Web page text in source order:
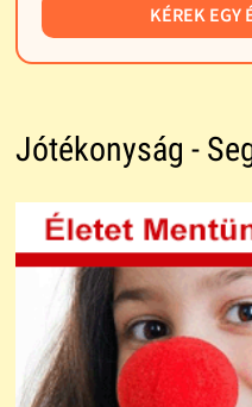
KÉREK EGY
Jótékonyság -